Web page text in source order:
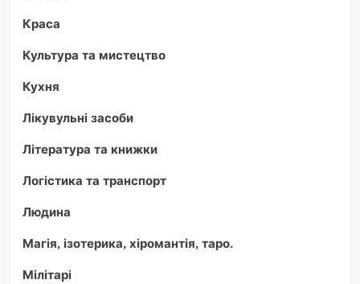
Краса
Культура та мистецтво
Кухня
Лікувульні засоби
Література та книжки
Логістика та транспорт
Людина
Магія, ізотерика, хіромантія, таро.
Мілітарі